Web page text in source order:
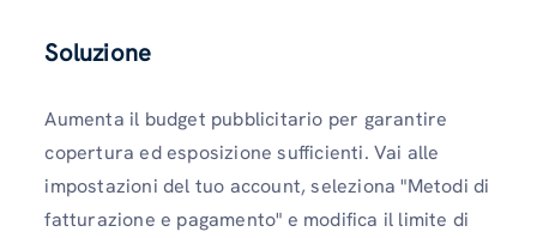
Soluzione
Aumenta il budget pubblicitario per garantire
copertura ed esposizione sufficienti. Vai alle
impostazioni del tuo account, seleziona "Metodi di
fatturazione e pagamento" e modifica il limite di